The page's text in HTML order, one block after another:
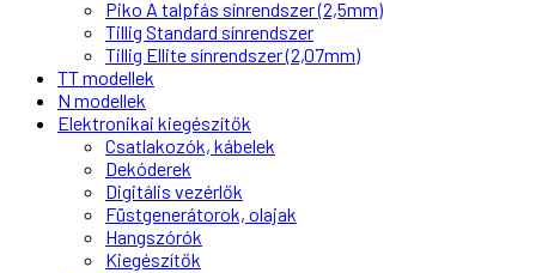
Piko A talpfás sínrendszer (2,5mm)
Tillig Standard sínrendszer
Tillig Ellite sínrendszer (2,07mm)
TT modellek
N modellek
Elektronikai kiegészítők
Csatlakozók, kábelek
Dekóderek
Digitális vezérlők
Füstgenerátorok, olajak
Hangszórók
Kiegészítők